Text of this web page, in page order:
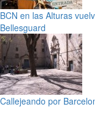
BCN en las Alturas
Bellesguard
Callejeando por